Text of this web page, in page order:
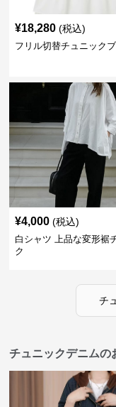
¥18,280 (税込)
フリル切替チュニック
¥4,000 (税込)
白シャツ 上品な変形裾
ク
チ
チュニックデニムの